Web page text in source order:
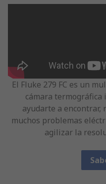
El Fluke 279 FC es un
cámara termográfica
ayudarte a
muchos problemas
agilizar la